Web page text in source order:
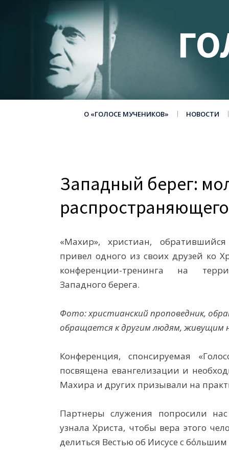
О «ГОЛОСЕ МУЧЕНИКОВ» НОВОСТИ
Западный берег:
«Махир», христиан,
привел одного из своих друзей ко
конференции-тренинга на
Западного берега.
Фото: христианский проповедник,
обращается к другим людям, живущим
Конференция, спонсируемая
посвящена евангелизации и
Махира и других призывали на
Партнеры служения попросили
узнала Христа, чтобы вера этого
делиться Вестью об Иисусе с